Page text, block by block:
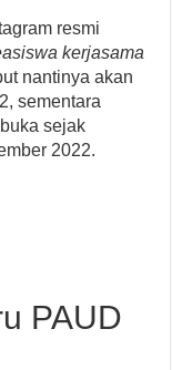
resmi
kerjasama
nantinya akan
sementara
sejak
2022.
PAUD